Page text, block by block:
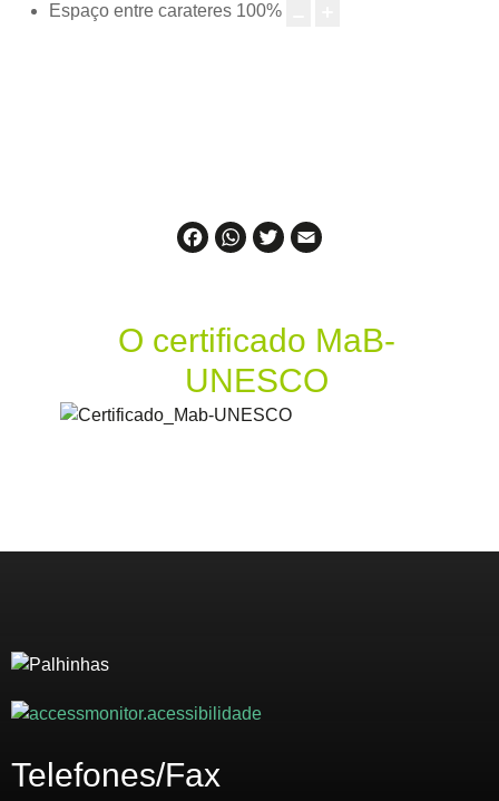
Espaço entre carateres 100%
FacebookWhatsApp
Twitter
O certificado MaB-
UNESCO
Telefones/Fax